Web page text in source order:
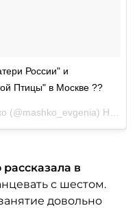
России" и
Птицы" в Москве ??
(@mashko_evgenia) Ноя 3 2015 в 10:21 PST
в
с шестом.
довольно